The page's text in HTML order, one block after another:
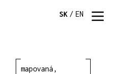
SK / EN
mapovaná,